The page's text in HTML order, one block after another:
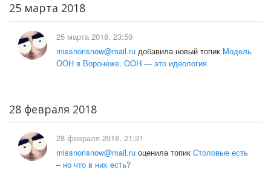
25 марта 2018
25 марта 2018, 23:59
missnorisnow@mail.ru добавила новый топик Модель
ООН в Воронеже. ООН — это идеология
28 февраля 2018
28 февраля 2018, 21:31
missnorisnow@mail.ru оценила топик Столовые есть
– но что в них есть?